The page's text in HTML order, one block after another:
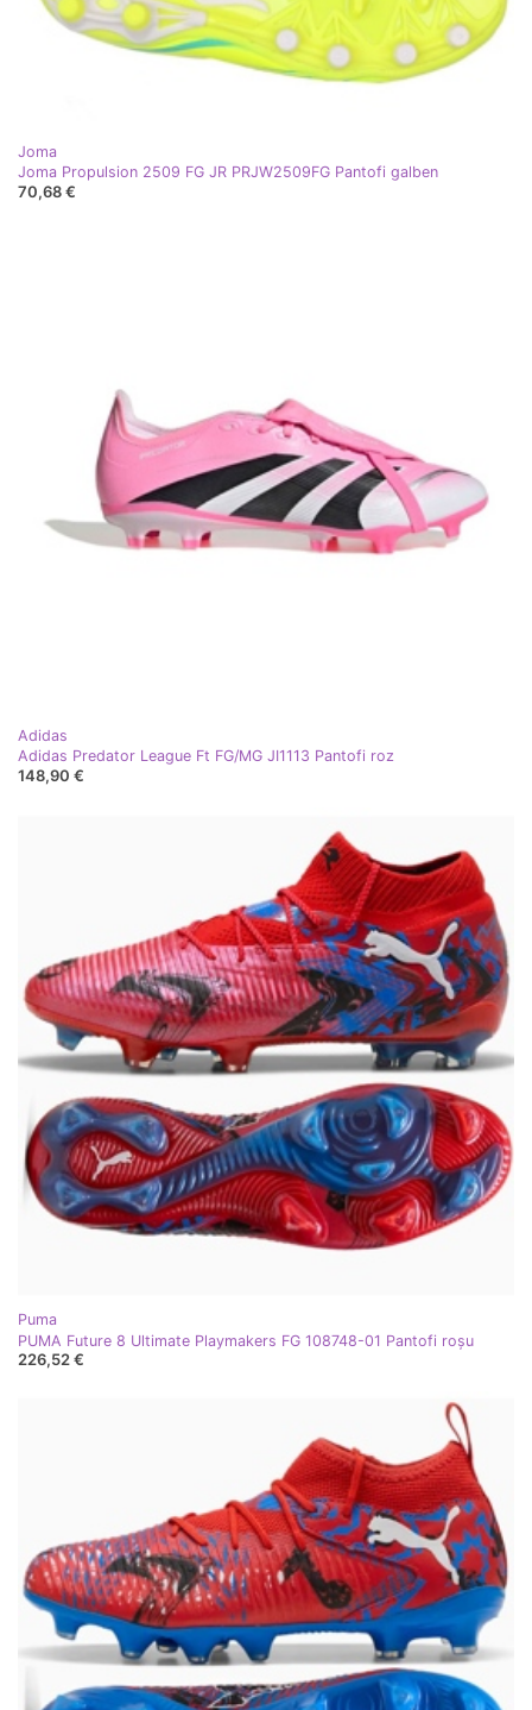
Joma
Joma Propulsion 2509 FG JR PRJW2509FG Pantofi galben
70,68 €
Adidas
Adidas Predator League Ft FG/MG JI1113 Pantofi roz
148,90 €
Puma
PUMA Future 8 Ultimate Playmakers FG 108748-01 Pantofi roşu
226,52 €